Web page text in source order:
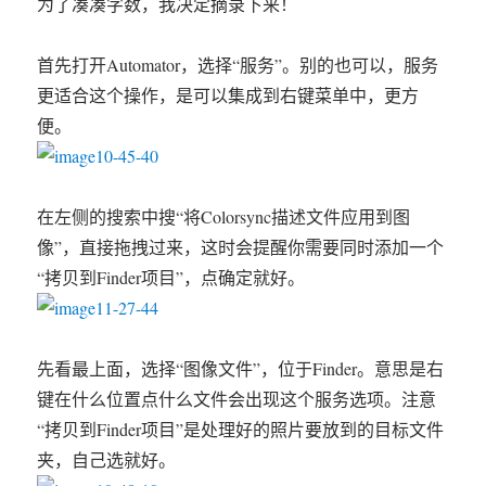
首先打开Automator，选择“服务”。别的也可以，服务
更适合这个操作，是可以集成到右键菜单中，更方
便。
在左侧的搜索中搜“将Colorsync描述文件应用到图
像”，直接拖拽过来，这时会提醒你需要同时添加一个
“拷贝到Finder项目”，点确定就好。
先看最上面，选择“图像文件”，位于Finder。意思是右
键在什么位置点什么文件会出现这个服务选项。注意
“拷贝到Finder项目”是处理好的照片要放到的目标文件
夹，自己选就好。